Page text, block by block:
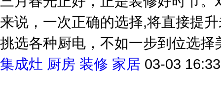
来说，一次正确的选择,将直接提
挑选各种厨电，不如一步到位选
集成灶 厨房 装修 家居 03-03 16:33